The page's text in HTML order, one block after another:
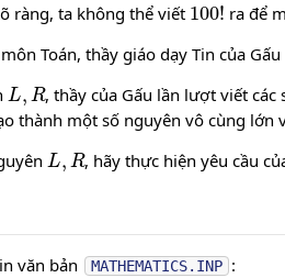
ràng, ta không thể viết ra để
Toán, thầy giáo dạy Tin của
L R
, thầy của Gấu lần lượt viết
thành một số nguyên vô cùng lớn
L R
, hãy thực hiện yêu cầu
văn bản MATHEMATICS.INP :